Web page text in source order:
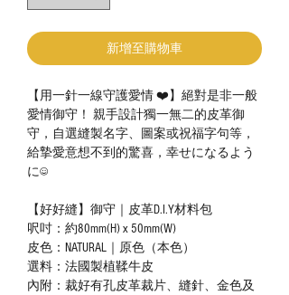
新增至購物車
【用一針一線守護愛情 ❤️】絕對是非一般
愛情御守！ 親手設計獨一無二的皮革御
守，自選縫製名字、圖案或祝福字句等，
給摯愛意想不到的驚喜，幸せになるよう
に☺️
【好好縫】御守｜皮革D.I.Y材料包
呎吋：約80mm(H) x 50mm(W)
皮色：NATURAL｜原色（本色）
選料：法國製植鞣牛皮
內附：裁好有孔皮革裁片、縫針、金色及